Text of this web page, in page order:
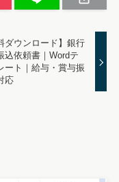
ダウンロード】銀行
込依頼書｜Wordテ
ート｜給与・賞与振
応